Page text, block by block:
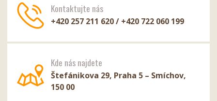
Kontaktujte nás
+420 257 211 620 / +420 722 060 199
Kde nás najdete
Štefánikova 29, Praha 5 – Smíchov,
150 00